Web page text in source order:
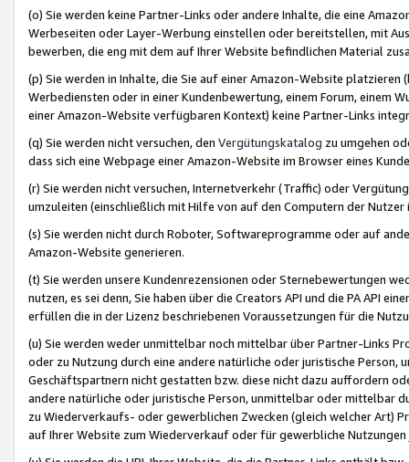
(o) Sie werden keine Partner-Links oder andere Inhalte, die eine
Werbeseiten oder Layer-Werbung einstellen oder bereitstellen, mit
bewerben, die eng mit dem auf Ihrer Website befindlichen Material
(p) Sie werden in Inhalte, die Sie auf einer Amazon-Website
Werbediensten oder in einer Kundenbewertung, einem Forum, einem
einer Amazon-Website verfügbaren Kontext) keine Partner-Links
(q) Sie werden nicht versuchen, den Vergütungskatalog zu umgehen
dass sich eine Webpage einer Amazon-Website im Browser eines
(r) Sie werden nicht versuchen, Internetverkehr (Traffic) oder
umzuleiten (einschließlich mit Hilfe von auf den Computern der
(s) Sie werden nicht durch Roboter, Softwareprogramme oder auf
Amazon-Website generieren.
(t) Sie werden unsere Kundenrezensionen oder Sternebewertungen
nutzen, es sei denn, Sie haben über die Creators API und die PA API
erfüllen die in der Lizenz beschriebenen Voraussetzungen für die
(u) Sie werden weder unmittelbar noch mittelbar über Partner-Links
oder zu Nutzung durch eine andere natürliche oder juristische
Geschäftspartnern nicht gestatten bzw. diese nicht dazu auffordern
andere natürliche oder juristische Person, unmittelbar oder mittelbar
zu Wiederverkaufs- oder gewerblichen Zwecken (gleich welcher Art)
auf Ihrer Website zum Wiederverkauf oder für gewerbliche